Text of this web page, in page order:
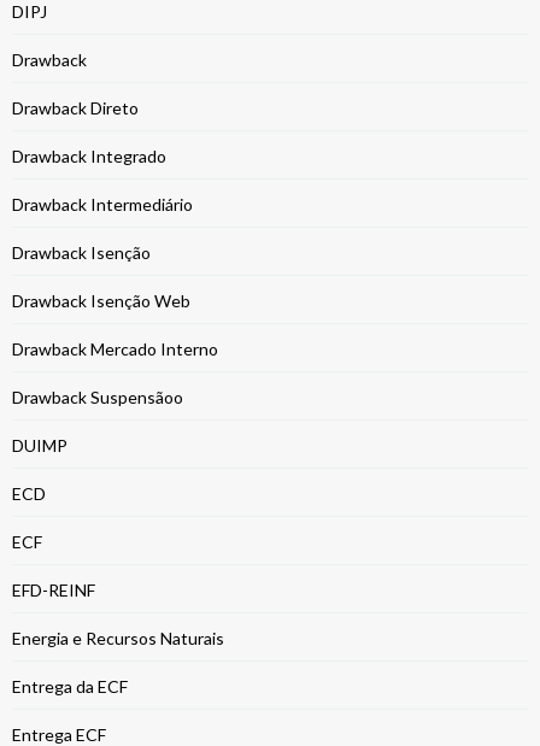
DIPJ
Drawback
Drawback Direto
Drawback Integrado
Drawback Intermediário
Drawback Isenção
Drawback Isenção Web
Drawback Mercado Interno
Drawback Suspensãoo
DUIMP
ECD
ECF
EFD-REINF
Energia e Recursos Naturais
Entrega da ECF
Entrega ECF